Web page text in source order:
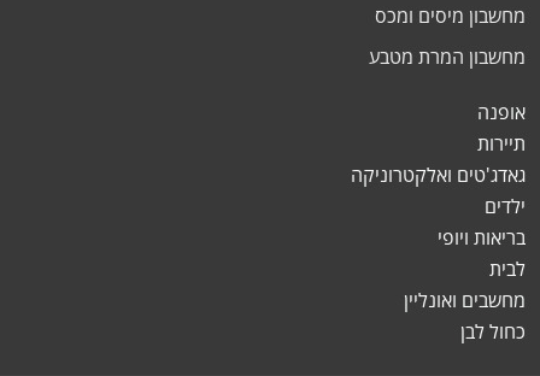
מחשבון מיסים ומכס
מחשבון המרת מטבע
אופנה
תיירות
גאדג'טים ואלקטרוניקה
ילדים
בריאות ויופי
לבית
מחשבים ואונליין
כחול לבן